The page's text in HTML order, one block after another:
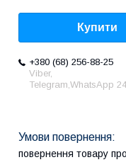
Купити
+380 (68) 256-88-25
Viber,
Telegram,WhatsApp
повернення товару